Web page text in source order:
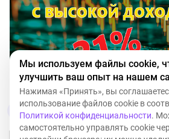
Мы используем файлы cookie,
улучшить ваш опыт на нашем
Нажимая «Принять», вы
использование файлов cookie в
Политикой конфиденциальности.
самостоятельно управлять cookie